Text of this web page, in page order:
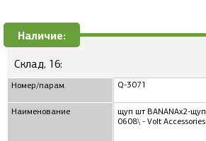
Наличие:
Склад, 16:
Номер/парам.
Наименование
Q-3071
щуп шт BANANAx2-
0608\ - Volt Accessories